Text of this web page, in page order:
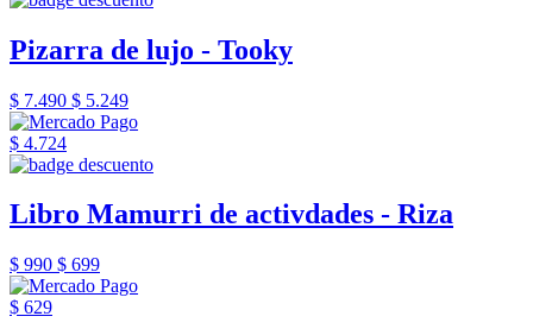
Pizarra de lujo - Tooky
$ 7.490 $ 5.249
$ 4.724
Libro Mamurri de activdades - Riza
$ 990 $ 699
$ 629